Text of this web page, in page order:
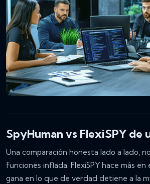
SpyHuman vs FlexiSPY de
Una comparación honesta lado a lado,
funciones inflada. FlexiSPY hace más en
gana en lo que de verdad detiene a la